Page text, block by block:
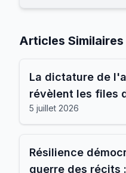
Articles Similaires
La dictature de
révèlent les files
5 juillet 2026
Résilience
guerre des récits